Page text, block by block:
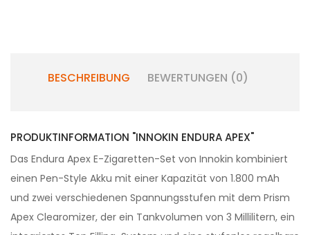
BESCHREIBUNG BEWERTUNGEN (0)
PRODUKTINFORMATION "INNOKIN ENDURA APEX"
Das Endura Apex E-Zigaretten-Set von Innokin kombiniert
einen Pen-Style Akku mit einer Kapazität von 1.800 mAh
und zwei verschiedenen Spannungsstufen mit dem Prism
Apex Clearomizer, der ein Tankvolumen von 3 Millilitern, ein